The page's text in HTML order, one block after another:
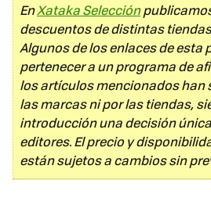
EnXataka Selección
descuentos de distintas
Algunos de los enlaces de esta
pertenecer a un programa de
los artículos mencionados han
las marcas ni por las tiendas,
introducción una decisión
editores. El precio y
están sujetos a cambios sin